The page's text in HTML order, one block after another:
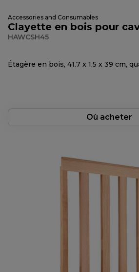
Accessories and Consumables
Clayette en bois pour
HAWCSH45
Étagère en bois, 41.7 x 1.5 x 39 cm,
Où acheter